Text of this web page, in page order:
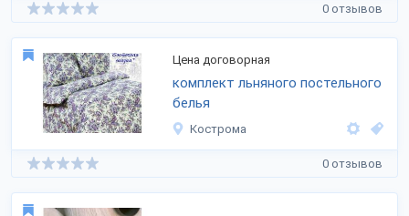
0 отзывов
Цена договорная
комплект льняного постельного
белья
Кострома
0 отзывов